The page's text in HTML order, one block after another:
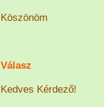
Köszönöm
Válasz
Kedves Kérdező!